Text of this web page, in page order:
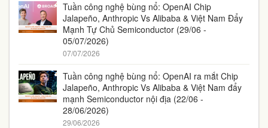
Tuần công nghệ bùng nổ: OpenAI Chip
Jalapeño, Anthropic Vs Alibaba & Việt Nam Đẩy
Mạnh Tự Chủ Semiconductor (29/06 -
05/07/2026)
07/07/2026
Tuần công nghệ bùng nổ: OpenAI ra mắt Chip
Jalapeño, Anthropic Vs Alibaba & Việt Nam đẩy
mạnh Semiconductor nội địa (22/06 -
28/06/2026)
29/06/2026